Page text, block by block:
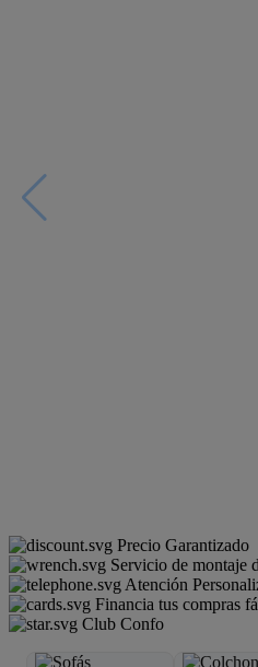
Precio Garantizado
Servicio de montaje
Atención
Financia tus compras
Club Confo